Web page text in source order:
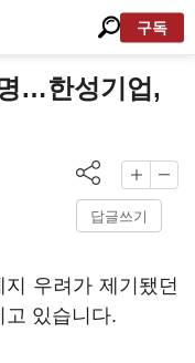
구독
…한성기업,
답글쓰기
우려가 제기됐던
고 있습니다.